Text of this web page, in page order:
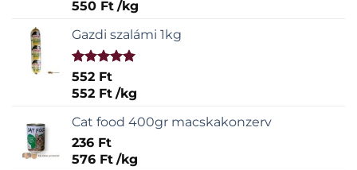
550 Ft /kg
Gazdi szalámi 1kg
Értékelés:
5.00/ 5
552 Ft
552 Ft /kg
Cat food 400gr macskakonzerv
236 Ft
576 Ft /kg